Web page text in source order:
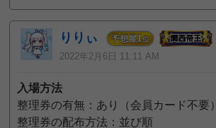
りりぃ 予想屋1位
2022年2月6日 11:11 AM
入場方法
整理券の有無：あり（会員カード不要）
整理券の配布方法：並び順